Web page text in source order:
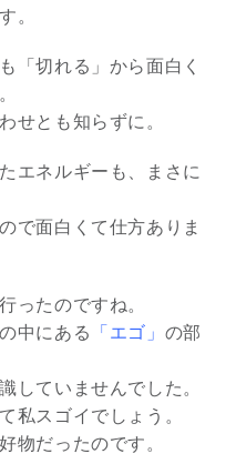
。
「切れる」から面白く
せとも知らずに。
エネルギーも、まさに
ので面白くて仕方ありま
ったのですね。
中にある 「エゴ」 の部
していませんでした。
私スゴイでしょう。
物だったのです。